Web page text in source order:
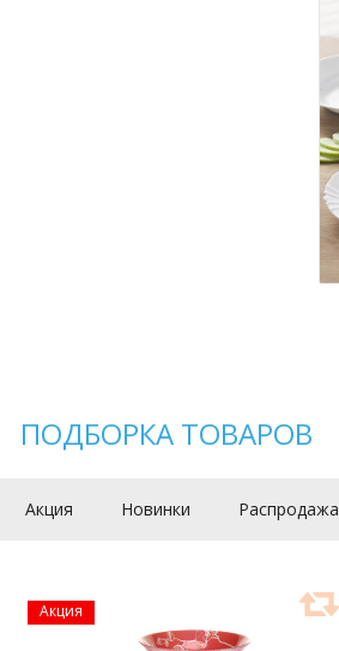
ПОДБОРКА ТОВАРОВ
Акция Новинки Распродажа
Акция